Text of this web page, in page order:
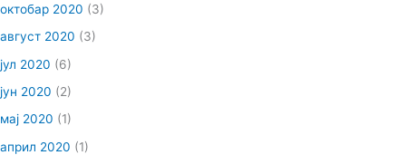
октобар 2020 (3)
август 2020 (3)
јул 2020 (6)
јун 2020 (2)
мај 2020 (1)
април 2020 (1)